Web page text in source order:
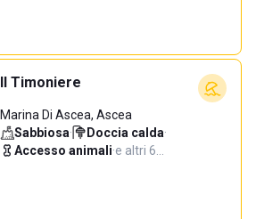
Il Timoniere
Marina Di Ascea, Ascea
Sabbiosa· Doccia calda·
Accesso animali·e altri 6…